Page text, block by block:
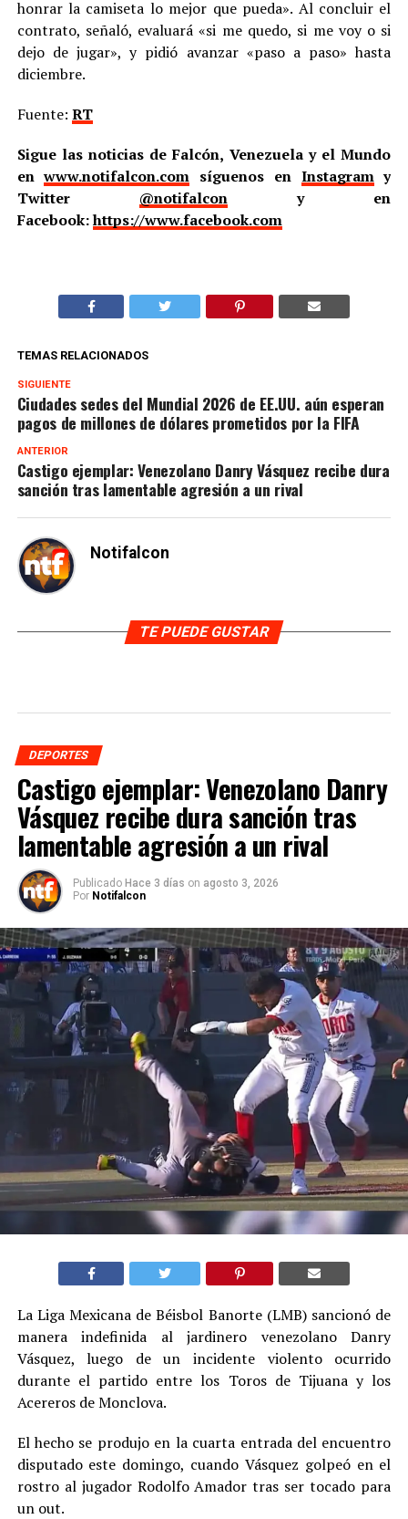
honrar la camiseta lo mejor que pueda». Al concluir el
contrato, señaló, evaluará «si me quedo, si me voy o si
dejo de jugar», y pidió avanzar «paso a paso» hasta
diciembre.
Fuente: RT
Sigue las noticias de Falcón, Venezuela y el Mundo
enwww.notifalcon.com síguenos en Instagramy
Twitter @notifalcony en
Facebook:https://www.facebook.com
TEMAS RELACIONADOS
SIGUIENTE
Ciudades sedes del Mundial 2026 de EE.UU. aún esperan
pagos de millones de dólares prometidos por la FIFA
ANTERIOR
Castigo ejemplar: Venezolano Danry Vásquez recibe dura
sanción tras lamentable agresión a un rival
Notifalcon
TE PUEDE GUSTAR
DEPORTES
Castigo ejemplar: Venezolano Danry
Vásquez recibe dura sanción tras
lamentable agresión a un rival
Publicado Hace 3 días on agosto 3, 2026
Por Notifalcon
La Liga Mexicana de Béisbol Banorte (LMB) sancionó de
manera indefinida al jardinero venezolano Danry
Vásquez, luego de un incidente violento ocurrido
durante el partido entre los Toros de Tijuana y los
Acereros de Monclova.
El hecho se produjo en la cuarta entrada del encuentro
disputado este domingo, cuando Vásquez golpeó en el
rostro al jugador Rodolfo Amador tras ser tocado para
un out.